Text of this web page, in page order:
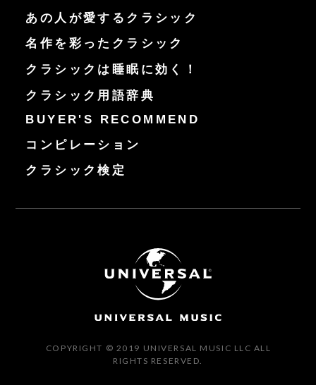
あの人が愛するクラシック
名作を彩ったクラシック
クラシックは睡眠に効く！
クラシック用語辞典
BUYER'S RECOMMEND
コンピレーション
クラシック検定
COPYRIGHT © 2019 UNIVERSAL MUSIC LLC ALL
RIGHTS RESERVED.